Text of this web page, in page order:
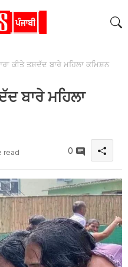
ਕੀਤੇ ਤਸ਼ਦੱਦ ਬਾਰੇ ਮਹਿਲਾ ਕਮਿਸ਼ਨ
ਬਾਰੇ ਮਹਿਲਾ
read 0